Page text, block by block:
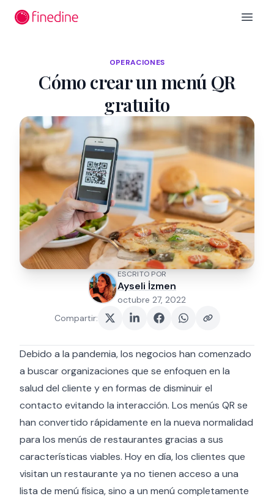
Open
OPERACIONES
Cómo crear un menú QR
gratuito
ESCRITO POR
Ayseli İzmen
octubre 27, 2022
Compartir:
Debido a la pandemia, los negocios han comenzado
a buscar organizaciones que se enfoquen en la
salud del cliente y en formas de disminuir el
contacto evitando la interacción. Los menús QR se
han convertido rápidamente en la nueva normalidad
para los menús de restaurantes gracias a sus
características viables. Hoy en día, los clientes que
visitan un restaurante ya no tienen acceso a una
lista de menú física, sino a un menú completamente